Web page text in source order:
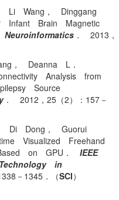
Li Wang， Dinggang
Infant Brain Magnetic
Neuroinformatics ． 2013，
， Deanna L．
Analysis from
Source
． 2012，25（2）：157－
Di Dong， Guorui
Visualized Freehand
on GPU． IEEE
in
－1345．（SCI）